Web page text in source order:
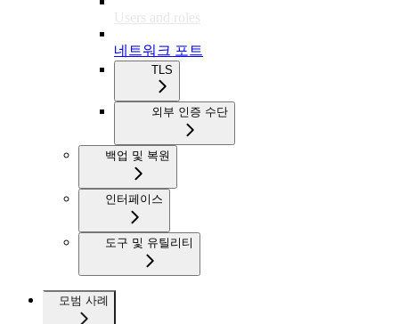
Users and roles
네트워크 포트
TLS
외부 인증 수단
백업 및 복원
인터페이스
도구 및 유틸리티
모범 사례